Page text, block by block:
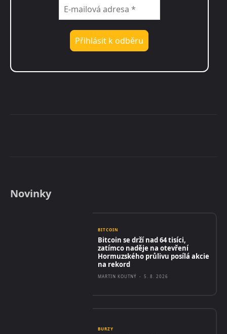
Novinky
BITCOIN
Bitcoin se drží nad 64 tisíci,
zatímco naděje na otevření
Hormuzského průlivu posílá akcie
na rekord
MARTIN KOUTNÝ - 5. 8. 2026
BURZY